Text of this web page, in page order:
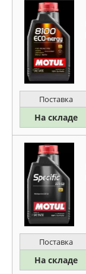
Поставка
На складе
Поставка
На складе